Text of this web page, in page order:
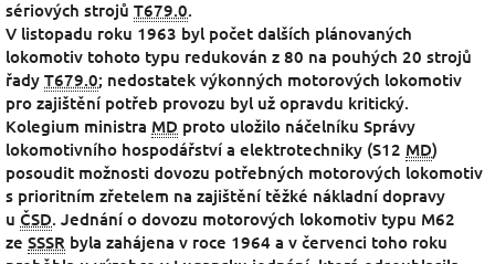
sériových strojů T679.0.
V listopadu roku 1963 byl počet dalších plánovaných
lokomotiv tohoto typu redukován z 80 na pouhých 20 strojů
řady T679.0; nedostatek výkonných motorových lokomotiv
pro zajištění potřeb provozu byl už opravdu kritický.
Kolegium ministra MD proto uložilo náčelníku Správy
lokomotivního hospodářství a elektrotechniky (S12 MD)
posoudit možnosti dovozu potřebných motorových lokomotiv
s prioritním zřetelem na zajištění těžké nákladní dopravy
u ČSD. Jednání o dovozu motorových lokomotiv typu M62
ze SSSR byla zahájena v roce 1964 a v červenci toho roku